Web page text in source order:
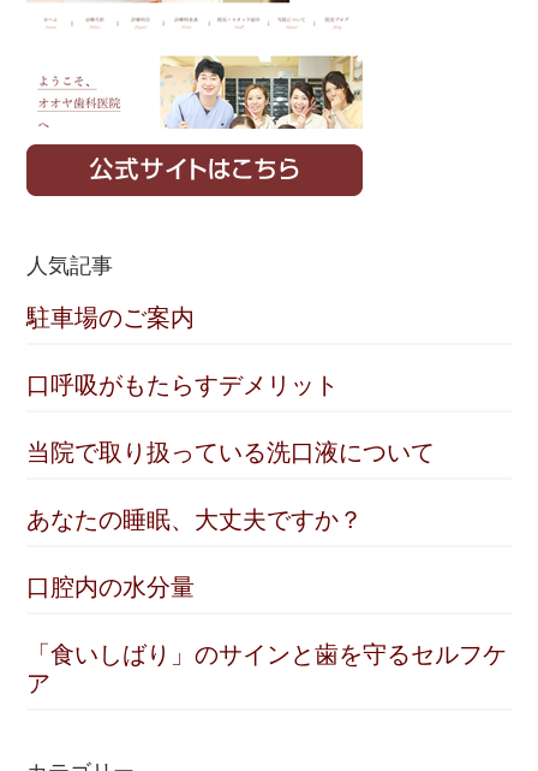
人気記事
駐車場のご案内
口呼吸がもたらすデメリット
当院で取り扱っている洗口液について
あなたの睡眠、大丈夫ですか？
口腔内の水分量
「食いしばり」のサインと歯を守るセルフケ
ア